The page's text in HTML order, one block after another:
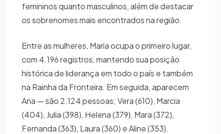
femininos quanto masculinos, além de destacar
os sobrenomes mais encontrados na região.
Entre as mulheres, Maria ocupa o primeiro lugar,
com 4.196 registros, mantendo sua posição
histórica de liderança em todo o país e também
na Rainha da Fronteira. Em seguida, aparecem
Ana — são 2.124 pessoas; Vera (610), Marcia
(404), Julia (398), Helena (379), Mara (372),
Fernanda (363), Laura (360) e Aline (353).